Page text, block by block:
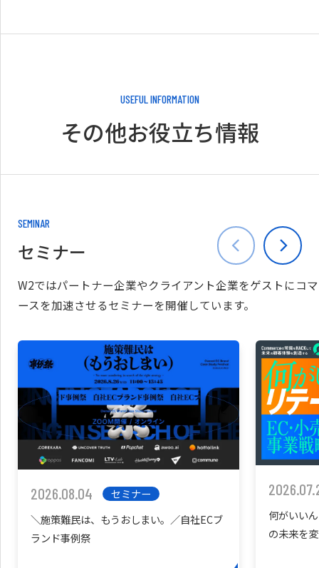
USEFUL INFORMATION
その他お役立ち情報
SEMINAR
セミナー
W2ではパートナー企業やクライアント企業をゲストにコマ
ースを加速させるセミナーを開催しています。
2026.08.04
セミナー
＼施策難民は、もうおしまい。／自社ECブ
ランド事例祭
何がいい
の未来を